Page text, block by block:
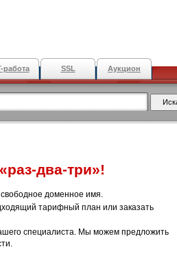
работа SSL Аукцион
«раз-два-три»!
свободное доменное имя.
тарифный план или заказать
специалиста. Мы можем предложить